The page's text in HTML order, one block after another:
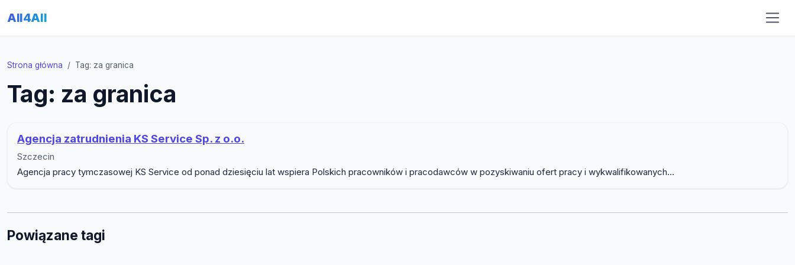
All4All
Strona główna Tag: za granica
Tag: za granica
Agencja zatrudnienia KS Service Sp. z o.o.
Szczecin
Agencja pracy tymczasowej KS Service od ponad dziesięciu lat wspiera Polskich pracowników i pracodawców w pozyskiwaniu ofert pracy i wykwalifikowanych...
Powiązane tagi